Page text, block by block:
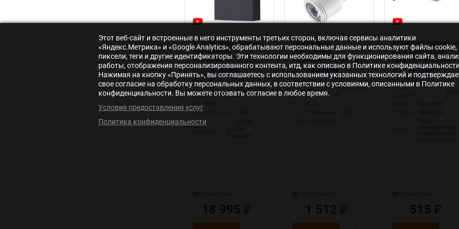
Уличный фасадный
светильник
«Novotech» 357520,
серия: ROCA
(накладной)
Арт.: nt-357520
Мощность:
Напряжение:
220 — 240
В
Св.поток,Лм:
Цвет
Накладной
светильник
«Novotech» 370396,
серия: PIPE
(накладной)
Арт.: nt-370396
50 Вт
Напряжение:
Комплект подвесной
с 2-х метровым
тросом «Novotech»
135019 (крепление
треку)
Арт.: nt-135019
Этот веб-сайт и встроенные в него инструменты третьих сторон, включая сервисы аналитики
«Яндекс.Метрика» и «Google Analytics», обрабатывают персональные данные и используют файлы cookie,
пиксели, теги и другие идентификаторы. Эти технологии необходимы для функционирования сайта,
работы, отображения персонализированного контента, итд, как описано в Политике
Нажимая на кнопку «Принять», вы соглашаетесь с использованием указанных технологий и
свое согласие на обработку персональных данных, в соответствии с условиями, описанными в Политике
конфиденциальности. Вы можете отозвать согласие в любое время.
Условия предоставления услуг
Политика конфиденциальности